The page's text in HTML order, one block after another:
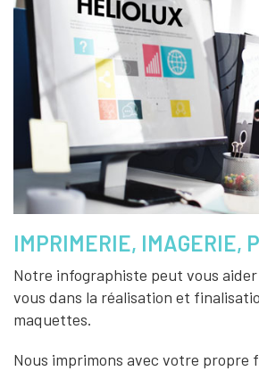
IMPRIMERIE, IMAGERIE,
Notre infographiste peut vous
vous dans la réalisation et
maquettes.
Nous imprimons avec votre propre